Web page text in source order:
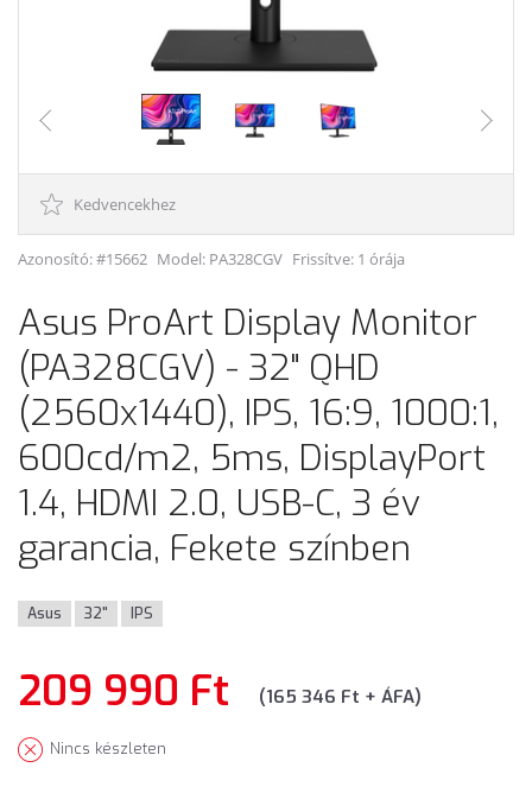
Kedvencekhez
Azonosító: #15662 Model: PA328CGV Frissítve: 1 órája
Asus ProArt Display Monitor
(PA328CGV) - 32" QHD
(2560x1440), IPS, 16:9, 1000:1,
600cd/m2, 5ms, DisplayPort
1.4, HDMI 2.0, USB-C, 3 év
garancia, Fekete színben
Asus 32" IPS
209 990 Ft (165 346 Ft + ÁFA)
Nincs készleten